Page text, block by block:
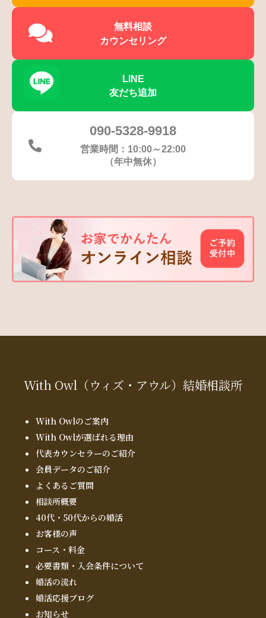
無料相談
カウンセリング
LINE
友だち追加
090-5328-9918
営業時間：10:00～22:00
（年中無休）
With Owl （ウィズ・アウル） 結婚相談所
With Owlのご案内
With Owlが選ばれる理由
代表カウンセラーのご紹介
会員データのご紹介
よくあるご質問
相談所概要
40代・50代からの婚活
お客様の声
コース・料金
必要書類・入会条件について
婚活の流れ
婚活応援ブログ
お知らせ